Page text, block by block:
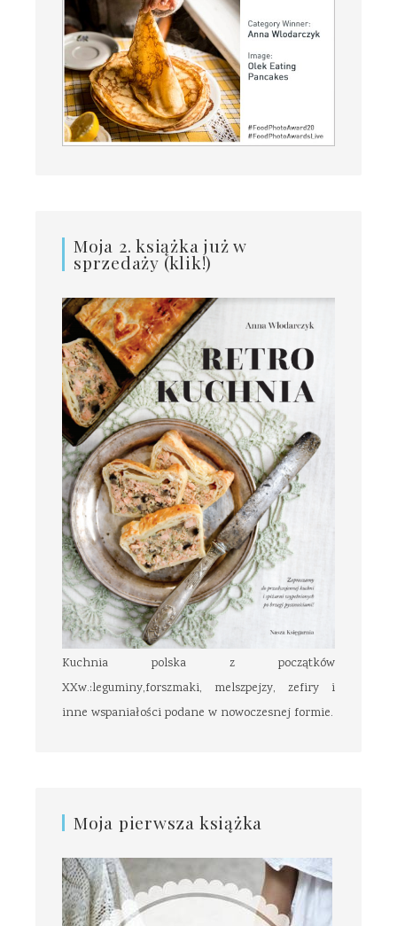
Moja 2. książka już w
sprzedaży (klik!)
Kuchnia polska z początków
XXw.:leguminy,forszmaki, melszpejzy, zefiry i
inne wspaniałości podane w nowoczesnej formie.
Moja pierwsza książka